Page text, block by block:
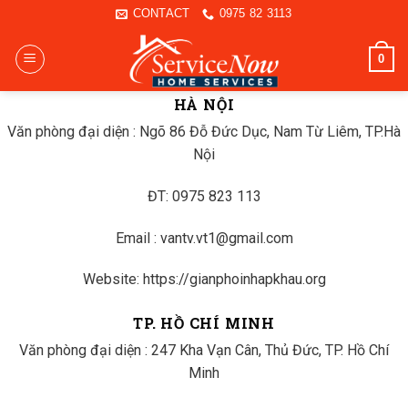
content
CONTACT 0975 82 3113
0
HÀ NỘI
Văn phòng đại diện : Ngõ 86 Đỗ Đức Dục, Nam Từ Liêm, TP.Hà
Nội
ĐT: 0975 823 113
Email : vantv.vt1@gmail.com
Website: https://gianphoinhapkhau.org
TP. HỒ CHÍ MINH
Văn phòng đại diện : 247 Kha Vạn Cân, Thủ Đức, TP. Hồ Chí
Minh